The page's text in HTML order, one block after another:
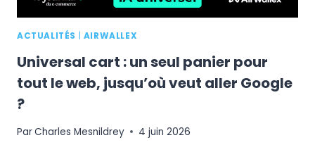
ACTUALITÉS AIRWALLEX
Universal cart : un seul panier pour
tout le web, jusqu’où veut aller Google
?
ParCharles Mesnildrey
4 juin 2026